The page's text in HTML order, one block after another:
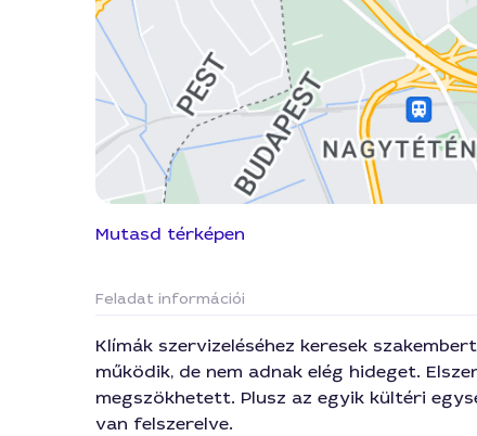
Mutasd térképen
Feladat információi
Klímák szervizeléséhez keresek
működik, de nem adnak elég hideget.
megszökhetett. Plusz az egyik kültéri
van felszerelve.